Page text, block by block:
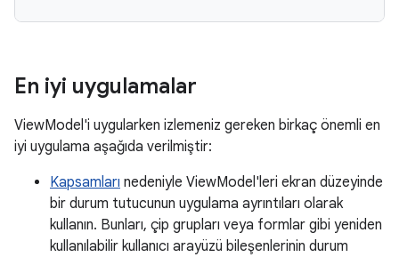
En iyi uygulamalar
ViewModel'i uygularken izlemeniz gereken birkaç önemli en
iyi uygulama aşağıda verilmiştir:
Kapsamları nedeniyle ViewModel'leri ekran düzeyinde
bir durum tutucunun uygulama ayrıntıları olarak
kullanın. Bunları, çip grupları veya formlar gibi yeniden
kullanılabilir kullanıcı arayüzü bileşenlerinin durum